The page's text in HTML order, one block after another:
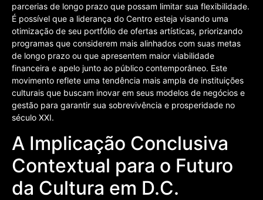
parcerias de longo prazo que possam limitar sua flexibilidade.
É possível que a liderança do Centro esteja visando uma
otimização de seu portfólio de ofertas artísticas, priorizando
programas que considerem mais alinhados com suas metas
de longo prazo ou que apresentem maior viabilidade
financeira e apelo junto ao público contemporâneo. Este
movimento reflete uma tendência mais ampla de instituições
culturais que buscam inovar em seus modelos de negócios e
gestão para garantir sua sobrevivência e prosperidade no
século XXI.
A Implicação Conclusiva
Contextual para o Futuro
da Cultura em D.C.